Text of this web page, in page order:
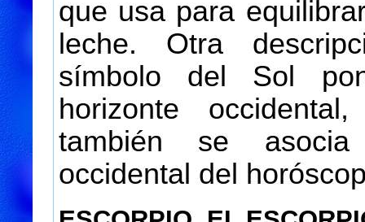
que usa para
leche. Otra
símbolo del Sol
horizonte
también se
occidental del